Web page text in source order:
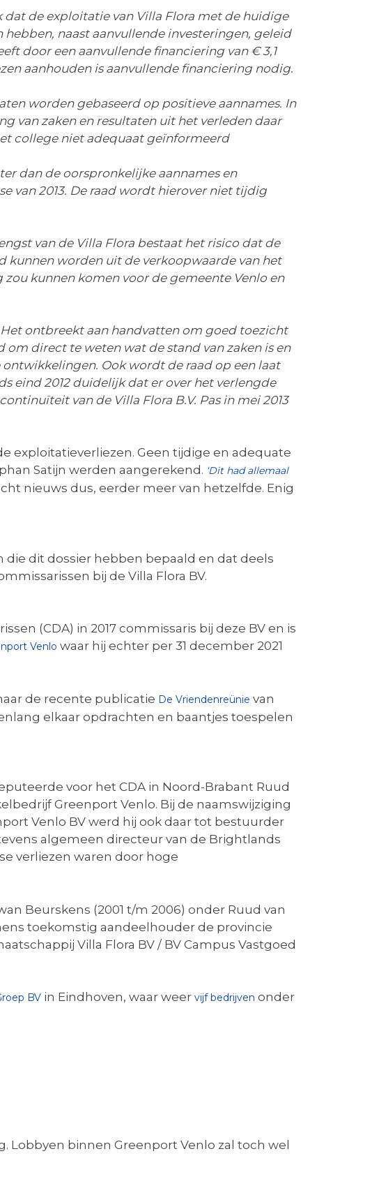
de exploitatie van Villa Flora met de huidige
naast aanvullende investeringen, geleid
door een aanvullende financiering van € 3,1
aanhouden is aanvullende financiering nodig.
worden gebaseerd op positieve aannames. In
van zaken en resultaten uit het verleden daar
college niet adequaat geïnformeerd
dan de oorspronkelijke aannames en
van 2013. De raad wordt hierover niet tijdig
van de Villa Flora bestaat het risico dat de
kunnen worden uit de verkoopwaarde van het
kunnen komen voor de gemeente Venlo en
ontbreekt aan handvatten om goed toezicht
direct te weten wat de stand van zaken is en
Ook wordt de raad op een laat
eind 2012 duidelijk dat er over het verlengde
van de Villa Flora B.V. Pas in mei 2013
exploitatieverliezen. Geen tijdige en adequate
Satijn werden aangerekend. ‘Dit had allemaal
nieuws dus, eerder meer van hetzelfde. Enig
dit dossier hebben bepaald en dat deels
bij de Villa Flora BV.
(CDA) in 2017 commissaris bij deze BV en is
Venlo waar hij echter per 31 december 2021
de recente publicatie De Vriendenreünie van
elkaar opdrachten en baantjes toespelen
voor het CDA in Noord-Brabant Ruud
Greenport Venlo. Bij de naamswijziging
Venlo BV werd hij ook daar tot bestuurder
algemeen directeur van de Brightlands
verliezen waren door hoge
Beurskens (2001 t/m 2006) onder Ruud van
toekomstig aandeelhouder de provincie
Villa Flora BV / BV Campus Vastgoed
BV in Eindhoven, waar weer vijf bedrijven onder
Lobbyen binnen Greenport Venlo zal toch wel